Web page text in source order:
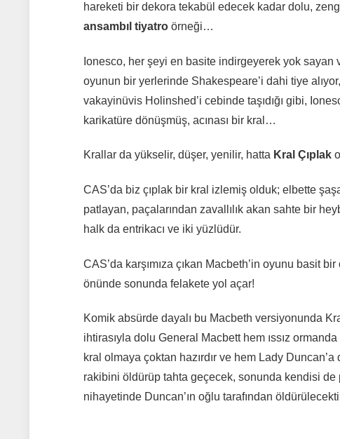
hareketi bir dekora tekabül edecek kadar dolu,
ansambıl tiyatroörneği…
Ionesco, her şeyi en basite indirgeyerek yok sayan
oyunun bir yerlerinde Shakespeare’i dahi tiye
vakayinüvis Holinshed’i cebinde taşıdığı gibi,
karikatüre dönüşmüş, acınası bir kral…
Krallar da yükselir, düşer, yenilir, hatta Kral Çıplak
CAS’da biz çıplak bir kral izlemiş olduk; elbette
patlayan, paçalarından zavallılık akan sahte bir
halk da entrikacı ve iki yüzlüdür.
CAS’da karşımıza çıkan Macbeth’in oyunu basit
önünde sonunda felakete yol açar!
Komik absürde dayalı bu Macbeth versiyonunda
ihtirasıyla dolu General Macbett hem ıssız
kral olmaya çoktan hazırdır ve hem Lady
rakibini öldürüp tahta geçecek, sonunda kendisi
nihayetinde Duncan’ın oğlu tarafından